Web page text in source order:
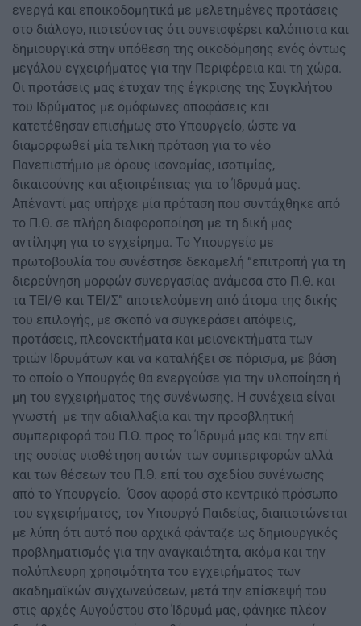
ενεργά και εποικοδομητικά με μελετημένες προτάσεις
στο διάλογο, πιστεύοντας ότι συνεισφέρει καλόπιστα και
δημιουργικά στην υπόθεση της οικοδόμησης ενός όντως
μεγάλου εγχειρήματος για την Περιφέρεια και τη χώρα.
Οι προτάσεις μας έτυχαν της έγκρισης της Συγκλήτου
του Ιδρύματος με ομόφωνες αποφάσεις και
κατετέθησαν επισήμως στο Υπουργείο, ώστε να
διαμορφωθεί μία τελική πρόταση για το νέο
Πανεπιστήμιο με όρους ισονομίας, ισοτιμίας,
δικαιοσύνης και αξιοπρέπειας για το Ίδρυμά μας.
Απέναντί μας υπήρχε μία πρόταση που συντάχθηκε από
το Π.Θ. σε πλήρη διαφοροποίηση με τη δική μας
αντίληψη για το εγχείρημα. Το Υπουργείο με
πρωτοβουλία του συνέστησε δεκαμελή “επιτροπή για τη
διερεύνηση μορφών συνεργασίας ανάμεσα στο Π.Θ. και
τα ΤΕΙ/Θ και ΤΕΙ/Σ” αποτελούμενη από άτομα της δικής
του επιλογής, με σκοπό να συγκεράσει απόψεις,
προτάσεις, πλεονεκτήματα και μειονεκτήματα των
τριών Ιδρυμάτων και να καταλήξει σε πόρισμα, με βάση
το οποίο ο Υπουργός θα ενεργούσε για την υλοποίηση ή
μη του εγχειρήματος της συνένωσης. Η συνέχεια είναι
γνωστή με την αδιαλλαξία και την προσβλητική
συμπεριφορά του Π.Θ. προς το Ίδρυμά μας και την επί
της ουσίας υιοθέτηση αυτών των συμπεριφορών αλλά
και των θέσεων του Π.Θ. επί του σχεδίου συνένωσης
από το Υπουργείο. Όσον αφορά στο κεντρικό πρόσωπο
του εγχειρήματος, τον Υπουργό Παιδείας, διαπιστώνεται
με λύπη ότι αυτό που αρχικά φάνταζε ως δημιουργικός
προβληματισμός για την αναγκαιότητα, ακόμα και την
πολύπλευρη χρησιμότητα του εγχειρήματος των
ακαδημαϊκών συγχωνεύσεων, μετά την επίσκεψή του
στις αρχές Αυγούστου στο Ίδρυμά μας, φάνηκε πλέον